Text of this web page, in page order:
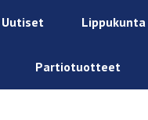
Uutiset Lippukunta
Partiotuotteet